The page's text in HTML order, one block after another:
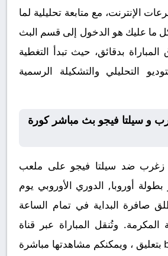
الإنترنت، مع متابعة تحليلية لما
كل ما عليك هو الدخول إلى قسم البث
بدقائق، حيث تبدأ التغطية
التحليلي والتشكيلة الرسمية
و سيلتا فيجو بث مباشر كورة
زغرب ضد سيلتا فيجو على ملعب
أوروبا, الدوري الأوروبي يوم
06، وتنطلق صافرة البداية في تمام الساعة
مكة المكرمة. وتُنقل المباراة عبر قناة
beIN Sports 3 HD بتعليق ، ويمكنكم مشاهدتها مباشرة